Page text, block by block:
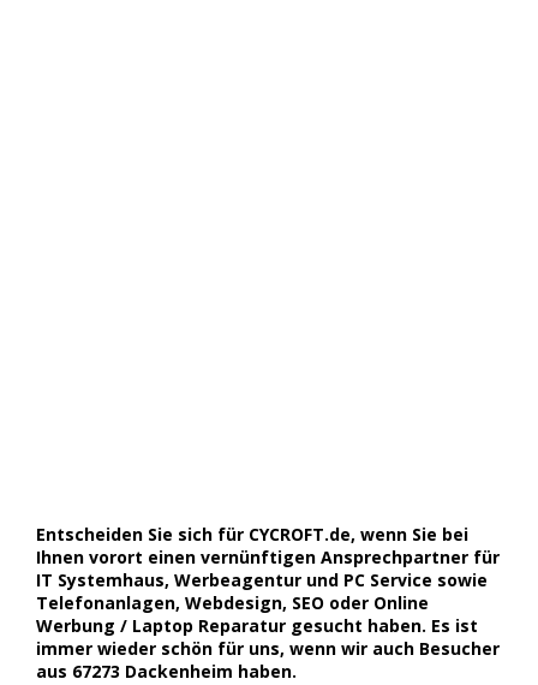
Entscheiden Sie sich für CYCROFT.de, wenn Sie bei
Ihnen vorort einen vernünftigen Ansprechpartner für
IT Systemhaus, Werbeagentur und PC Service sowie
Telefonanlagen, Webdesign, SEO oder Online
Werbung / Laptop Reparatur gesucht haben. Es ist
immer wieder schön für uns, wenn wir auch Besucher
aus 67273 Dackenheim haben.